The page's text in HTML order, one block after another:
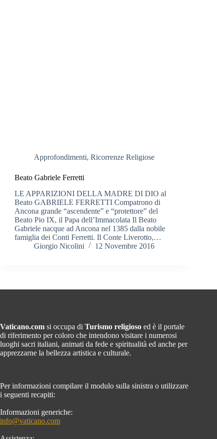
Approfondimenti, Ricorrenze Religiose
Beato Gabriele Ferretti
LE APPARIZIONI DELLA MADRE DI DIO al
Beato GABRIELE FERRETTI Compatrono di
Ancona grande “ascendente” e “protettore” del
Beato Pio IX, il Papa dell’Immacolata Il Beato
Gabriele nacque ad Ancona nel 1385 dalla nobile
famiglia dei Conti Ferretti. Il Conte Liverotto,…
Giorgio Nicolini
12 Novembre 2016
Vaticano.com si occupa di Turismo religioso ed è il portale
di riferimento per coloro che intendono visitare i numerosi
luoghi sacri italiani, animati da fede e spiritualità ed anche per
apprezzarne la bellezza artistica e culturale.
Per informazioni compilare il modulo sulla sinistra o utilizzare
i seguenti recapiti:
Informazioni generiche:
info@vaticano.com